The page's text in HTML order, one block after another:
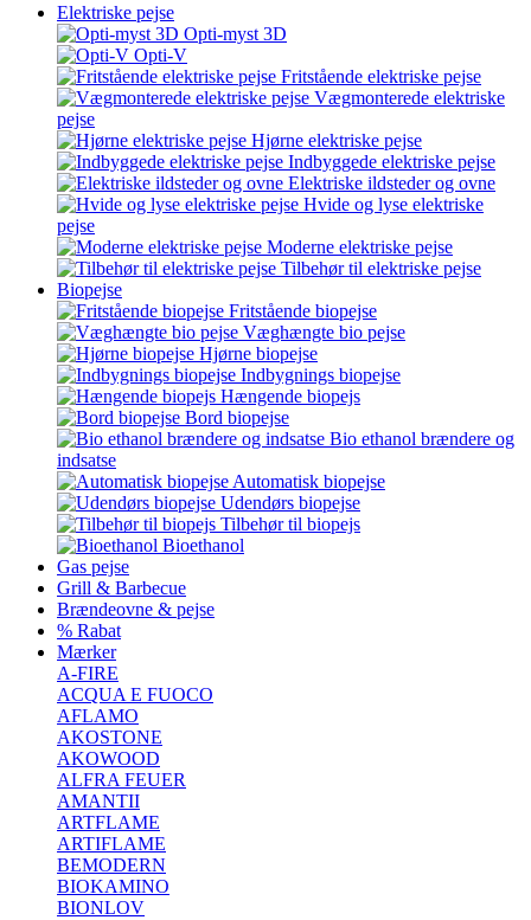
Elektriske pejse
Opti-myst 3D
Opti-V
Fritstående elektriske pejse
Vægmonterede elektriske
pejse
Hjørne elektriske pejse
Indbyggede elektriske pejse
Elektriske ildsteder og ovne
Hvide og lyse elektriske
pejse
Moderne elektriske pejse
Tilbehør til elektriske pejse
Biopejse
Fritstående biopejse
Væghængte bio pejse
Hjørne biopejse
Indbygnings biopejse
Hængende biopejs
Bord biopejse
Bio ethanol brændere og
indsatse
Automatisk biopejse
Udendørs biopejse
Tilbehør til biopejs
Bioethanol
Gas pejse
Grill & Barbecue
Brændeovne & pejse
% Rabat
Mærker
A-FIRE
ACQUA E FUOCO
AFLAMO
AKOSTONE
AKOWOOD
ALFRA FEUER
AMANTII
ARTFLAME
ARTIFLAME
BEMODERN
BIOKAMINO
BIONLOV